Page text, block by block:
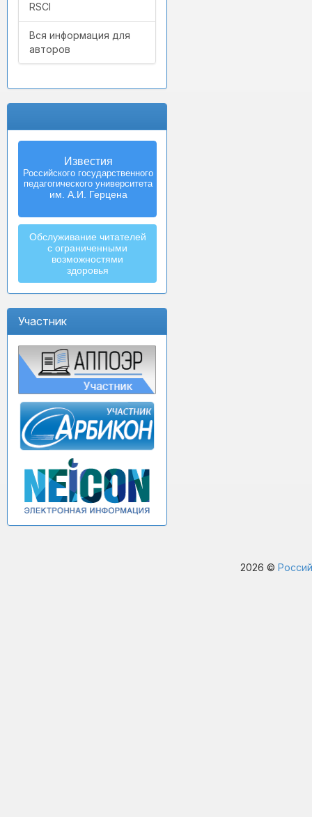
RSCI
Вся информация для
авторов
Известия
Российского государственного
педагогического университета
им. А.И. Герцена
Izvestia:
Herzen University
Journal of
Humanities & Sciences
Обслуживание читателей
с ограниченными
возможностями
здоровья
Участник
2026 ©